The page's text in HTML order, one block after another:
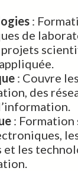
:
de
: Couvre
des
: Formation
et les